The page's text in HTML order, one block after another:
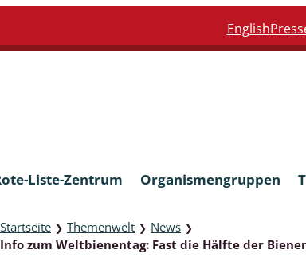
English
Liste-Zentrum Organismengruppen
Startseite ❯ Themenwelt ❯ News ❯
Info zum Weltbienentag: Fast die Hälfte der